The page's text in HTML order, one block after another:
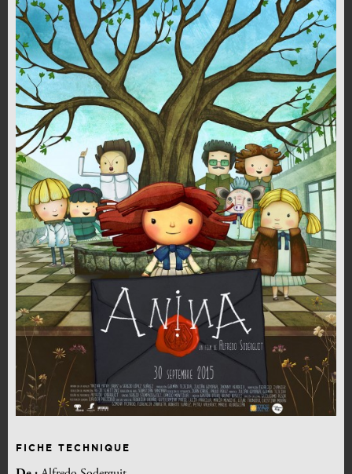
FICHE TECHNIQUE